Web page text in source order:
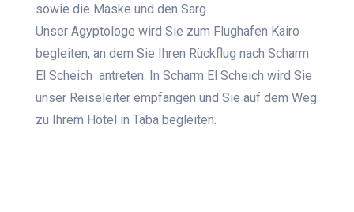
sowie die Maske und den Sarg.
Unser Ägyptologe wird Sie zum Flughafen Kairo
begleiten, an dem Sie Ihren Rückflug nach Scharm
El Scheich antreten. In Scharm El Scheich wird Sie
unser Reiseleiter empfangen und Sie auf dem Weg
zu Ihrem Hotel in Taba begleiten.